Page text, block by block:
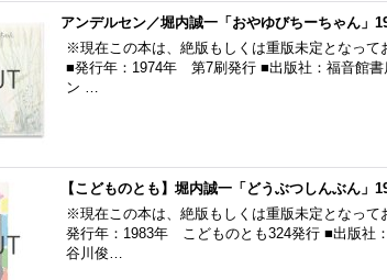
アンデルセン／堀内誠一「おやゆびちーちゃん」
※現在この本は、絶版もしくは重版未定となっ
■発行年：1974年 第7刷発行 ■出版社：福音館
ン …
【こどものとも】堀内誠一「どうぶつしんぶん」
※現在この本は、絶版もしくは重版未定となっ
発行年：1983年 こどものとも324発行 ■出版社
谷川俊…